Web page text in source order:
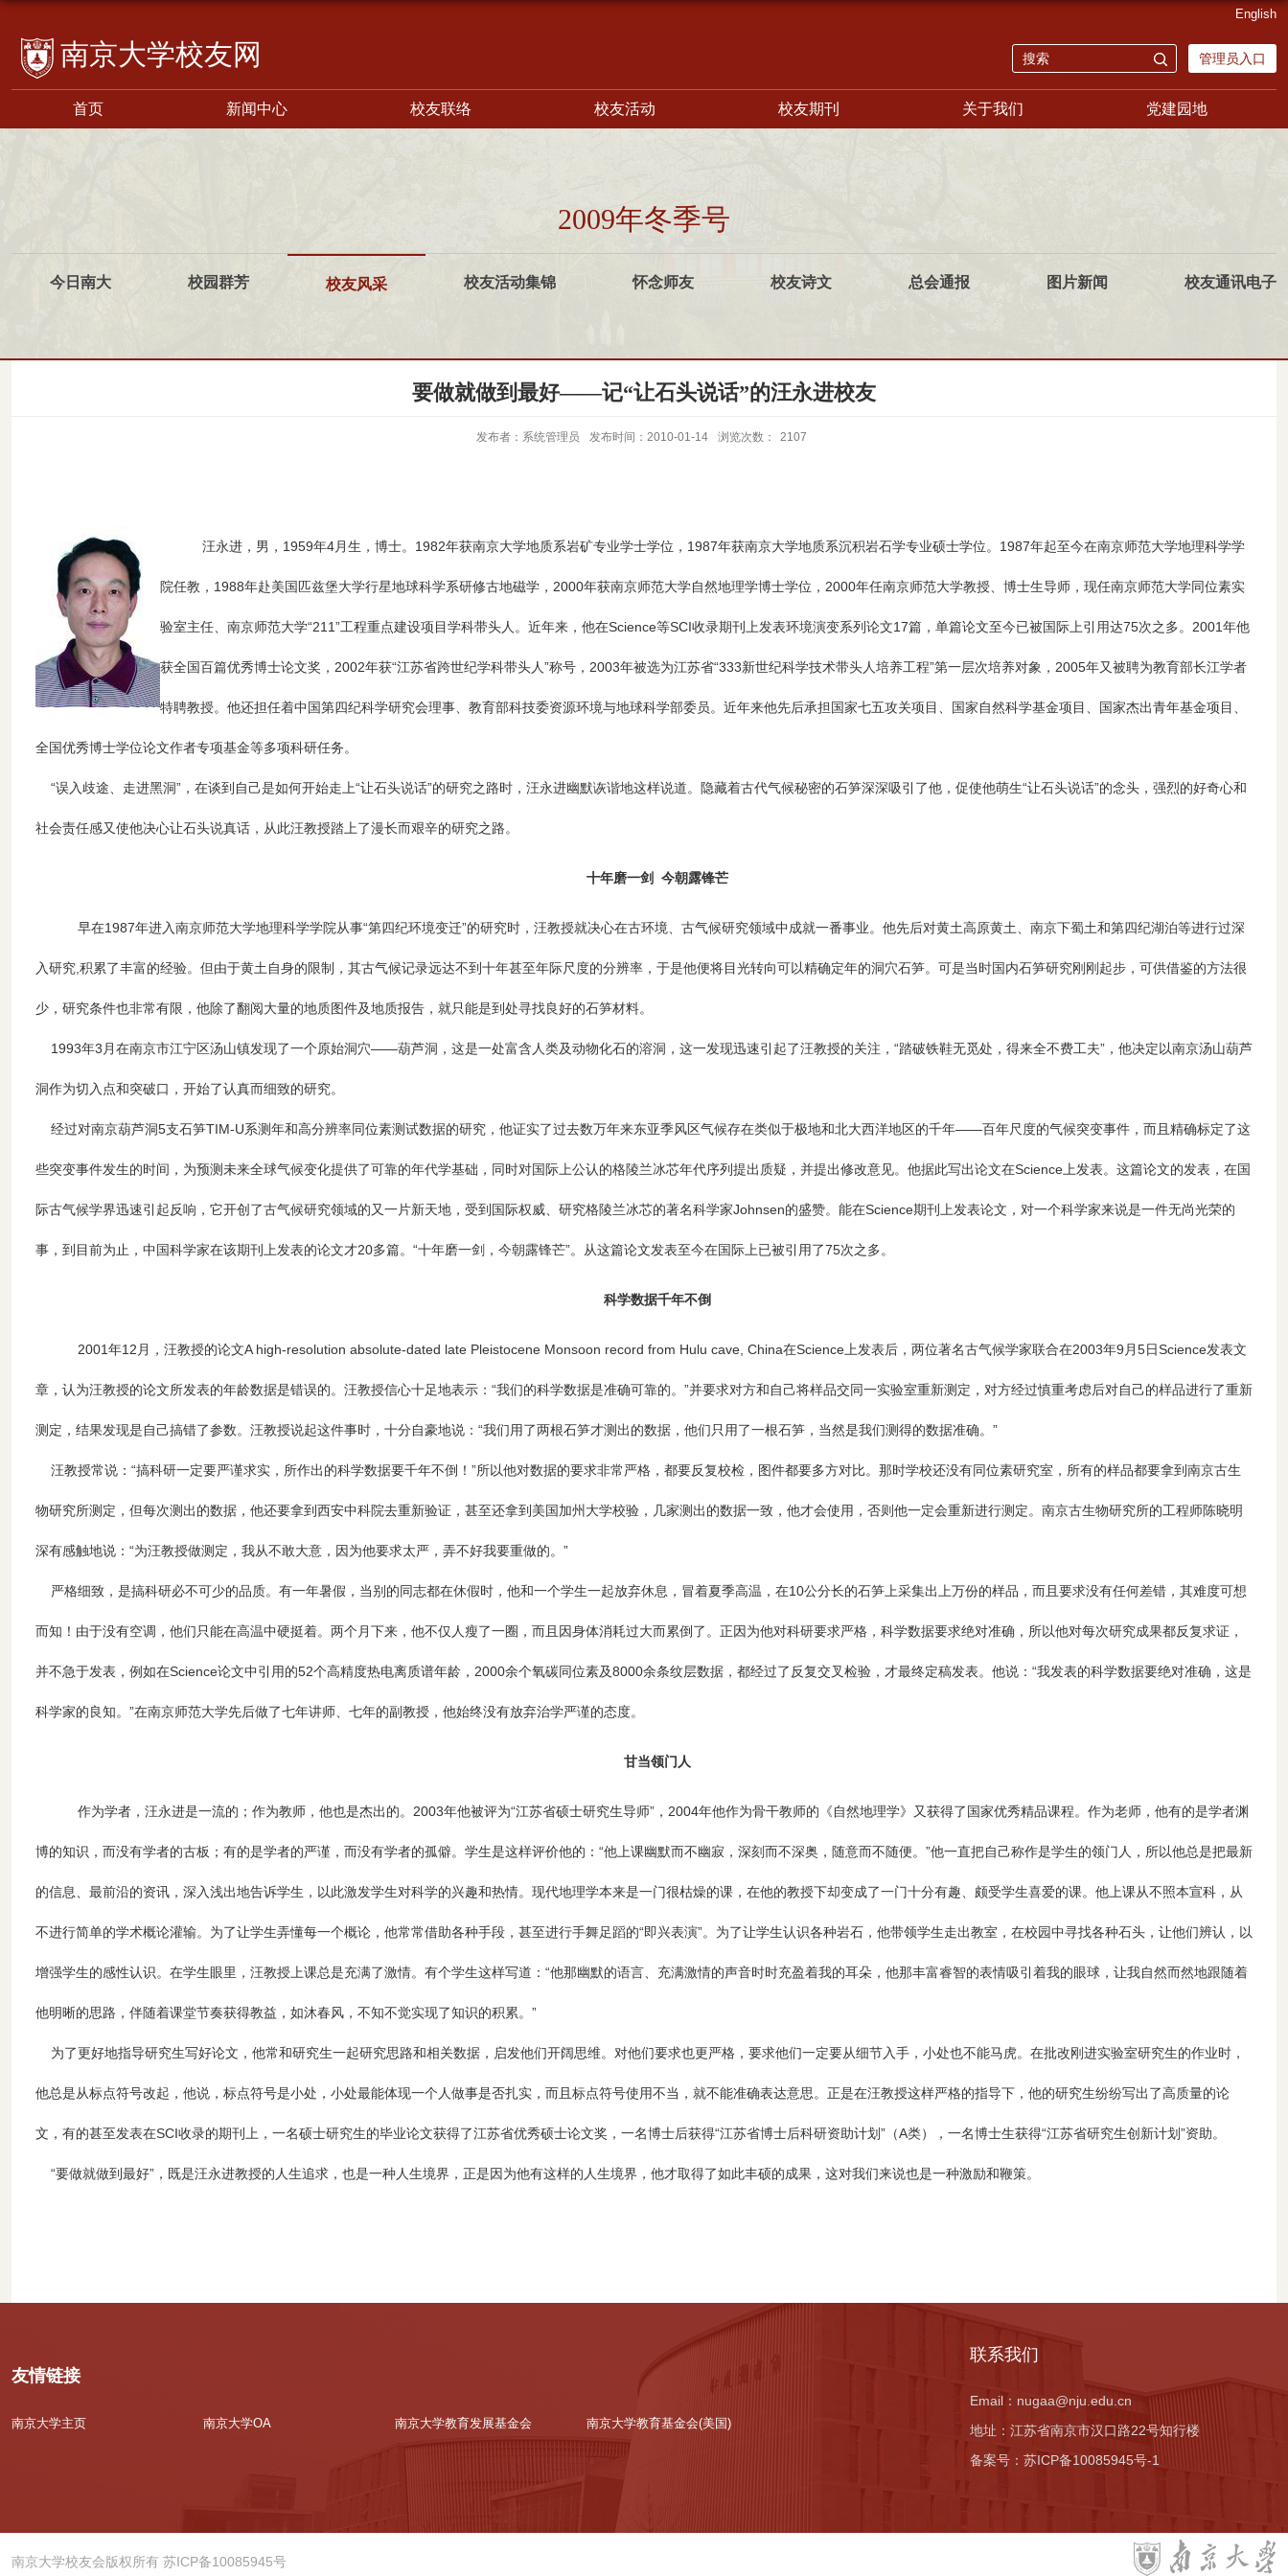
校友网 管理员入口
English
首页 新闻中心 校友联络 校友活动 校友期刊 关于我们 党建园地
2009年冬季号
今日南大 校园群芳 校友风采 校友活动集锦 怀念师友 校友诗文 总会通报 图片新闻 校友通讯电子
要做就做到最好——记“让石头说话”的汪永进校友
发布者：系统管理员 发布时间：2010-01-14 浏览次数： 2107
汪永进，男，1959年4月生，博士。1982年获南京大学地质系岩矿专业学士学位，1987年获南京大学地质系沉积岩石学专业硕士学位。1987年起至今在南京师范大学地理科学学
院任教，1988年赴美国匹兹堡大学行星地球科学系研修古地磁学，2000年获南京师范大学自然地理学博士学位，2000年任南京师范大学教授、博士生导师，现任南京师范大学同位素实
验室主任、南京师范大学“211”工程重点建设项目学科带头人。近年来，他在Science等SCI收录期刊上发表环境演变系列论文17篇，单篇论文至今已被国际上引用达75次之多。2001年他
获全国百篇优秀博士论文奖，2002年获“江苏省跨世纪学科带头人”称号，2003年被选为江苏省“333新世纪科学技术带头人培养工程”第一层次培养对象，2005年又被聘为教育部长江学者
特聘教授。他还担任着中国第四纪科学研究会理事、教育部科技委资源环境与地球科学部委员。近年来他先后承担国家七五攻关项目、国家自然科学基金项目、国家杰出青年基金项目、
全国优秀博士学位论文作者专项基金等多项科研任务。
“误入歧途、走进黑洞”，在谈到自己是如何开始走上“让石头说话”的研究之路时，汪永进幽默诙谐地这样说道。隐藏着古代气候秘密的石笋深深吸引了他，促使他萌生“让石头说话”的念头，强烈的好奇心和
社会责任感又使他决心让石头说真话，从此汪教授踏上了漫长而艰辛的研究之路。
十年磨一剑 今朝露锋芒
早在1987年进入南京师范大学地理科学学院从事“第四纪环境变迁”的研究时，汪教授就决心在古环境、古气候研究领域中成就一番事业。他先后对黄土高原黄土、南京下蜀土和第四纪湖泊等进行过深
入研究,积累了丰富的经验。但由于黄土自身的限制，其古气候记录远达不到十年甚至年际尺度的分辨率，于是他便将目光转向可以精确定年的洞穴石笋。可是当时国内石笋研究刚刚起步，可供借鉴的方法很
少，研究条件也非常有限，他除了翻阅大量的地质图件及地质报告，就只能是到处寻找良好的石笋材料。
1993年3月在南京市江宁区汤山镇发现了一个原始洞穴——葫芦洞，这是一处富含人类及动物化石的溶洞，这一发现迅速引起了汪教授的关注，“踏破铁鞋无觅处，得来全不费工夫”，他决定以南京汤山葫芦
洞作为切入点和突破口，开始了认真而细致的研究。
经过对南京葫芦洞5支石笋TIM-U系测年和高分辨率同位素测试数据的研究，他证实了过去数万年来东亚季风区气候存在类似于极地和北大西洋地区的千年——百年尺度的气候突变事件，而且精确标定了这
些突变事件发生的时间，为预测未来全球气候变化提供了可靠的年代学基础，同时对国际上公认的格陵兰冰芯年代序列提出质疑，并提出修改意见。他据此写出论文在Science上发表。这篇论文的发表，在国
际古气候学界迅速引起反响，它开创了古气候研究领域的又一片新天地，受到国际权威、研究格陵兰冰芯的著名科学家Johnsen的盛赞。能在Science期刊上发表论文，对一个科学家来说是一件无尚光荣的
事，到目前为止，中国科学家在该期刊上发表的论文才20多篇。“十年磨一剑，今朝露锋芒”。从这篇论文发表至今在国际上已被引用了75次之多。
科学数据千年不倒
2001年12月，汪教授的论文A high-resolution absolute-dated late Pleistocene Monsoon record from Hulu cave, China在Science上发表后，两位著名古气候学家联合在2003年9月5日Science发表文
章，认为汪教授的论文所发表的年龄数据是错误的。汪教授信心十足地表示：“我们的科学数据是准确可靠的。”并要求对方和自己将样品交同一实验室重新测定，对方经过慎重考虑后对自己的样品进行了重新
测定，结果发现是自己搞错了参数。汪教授说起这件事时，十分自豪地说：“我们用了两根石笋才测出的数据，他们只用了一根石笋，当然是我们测得的数据准确。”
汪教授常说：“搞科研一定要严谨求实，所作出的科学数据要千年不倒！”所以他对数据的要求非常严格，都要反复校检，图件都要多方对比。那时学校还没有同位素研究室，所有的样品都要拿到南京古生
物研究所测定，但每次测出的数据，他还要拿到西安中科院去重新验证，甚至还拿到美国加州大学校验，几家测出的数据一致，他才会使用，否则他一定会重新进行测定。南京古生物研究所的工程师陈晓明
深有感触地说：“为汪教授做测定，我从不敢大意，因为他要求太严，弄不好我要重做的。”
严格细致，是搞科研必不可少的品质。有一年暑假，当别的同志都在休假时，他和一个学生一起放弃休息，冒着夏季高温，在10公分长的石笋上采集出上万份的样品，而且要求没有任何差错，其难度可想
而知！由于没有空调，他们只能在高温中硬挺着。两个月下来，他不仅人瘦了一圈，而且因身体消耗过大而累倒了。正因为他对科研要求严格，科学数据要求绝对准确，所以他对每次研究成果都反复求证，
并不急于发表，例如在Science论文中引用的52个高精度热电离质谱年龄，2000余个氧碳同位素及8000余条纹层数据，都经过了反复交叉检验，才最终定稿发表。他说：“我发表的科学数据要绝对准确，这是
科学家的良知。”在南京师范大学先后做了七年讲师、七年的副教授，他始终没有放弃治学严谨的态度。
甘当领门人
作为学者，汪永进是一流的；作为教师，他也是杰出的。2003年他被评为“江苏省硕士研究生导师”，2004年他作为骨干教师的《自然地理学》又获得了国家优秀精品课程。作为老师，他有的是学者渊
博的知识，而没有学者的古板；有的是学者的严谨，而没有学者的孤僻。学生是这样评价他的：“他上课幽默而不幽寂，深刻而不深奥，随意而不随便。”他一直把自己称作是学生的领门人，所以他总是把最新
的信息、最前沿的资讯，深入浅出地告诉学生，以此激发学生对科学的兴趣和热情。现代地理学本来是一门很枯燥的课，在他的教授下却变成了一门十分有趣、颇受学生喜爱的课。他上课从不照本宣科，从
不进行简单的学术概论灌输。为了让学生弄懂每一个概论，他常常借助各种手段，甚至进行手舞足蹈的“即兴表演”。为了让学生认识各种岩石，他带领学生走出教室，在校园中寻找各种石头，让他们辨认，以
增强学生的感性认识。在学生眼里，汪教授上课总是充满了激情。有个学生这样写道：“他那幽默的语言、充满激情的声音时时充盈着我的耳朵，他那丰富睿智的表情吸引着我的眼球，让我自然而然地跟随着
他明晰的思路，伴随着课堂节奏获得教益，如沐春风，不知不觉实现了知识的积累。”
为了更好地指导研究生写好论文，他常和研究生一起研究思路和相关数据，启发他们开阔思维。对他们要求也更严格，要求他们一定要从细节入手，小处也不能马虎。在批改刚进实验室研究生的作业时，
他总是从标点符号改起，他说，标点符号是小处，小处最能体现一个人做事是否扎实，而且标点符号使用不当，就不能准确表达意思。正是在汪教授这样严格的指导下，他的研究生纷纷写出了高质量的论
文，有的甚至发表在SCI收录的期刊上，一名硕士研究生的毕业论文获得了江苏省优秀硕士论文奖，一名博士后获得“江苏省博士后科研资助计划”（A类），一名博士生获得“江苏省研究生创新计划”资助。
“要做就做到最好”，既是汪永进教授的人生追求，也是一种人生境界，正是因为他有这样的人生境界，他才取得了如此丰硕的成果，这对我们来说也是一种激励和鞭策。
友情链接
南京大学主页 南京大学OA 南京大学教育发展基金会 南京大学教育基金会(美国)
联系我们
Email： nugaa@nju.edu.cn
地址： 江苏省南京市汉口路22号知行楼
备案号： 苏ICP备10085945号-1
南京大学校友会版权所有 苏ICP备10085945号